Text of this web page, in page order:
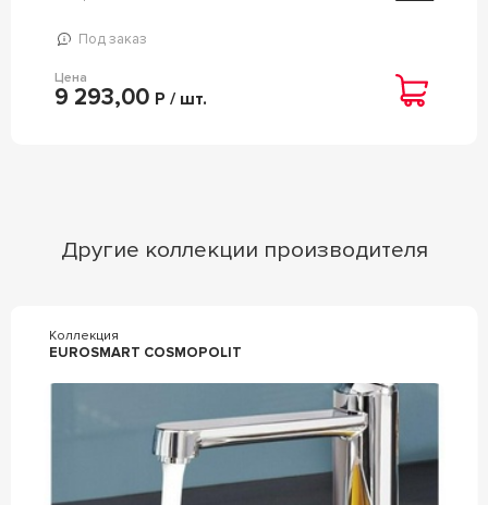
Под заказ
Цена
9 293,00 Р / шт.
Другие коллекции производителя
Коллекция
EUROSMART COSMOPOLIT